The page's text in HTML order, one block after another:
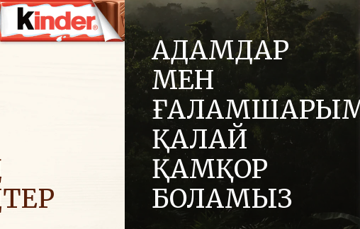
АДАМДАР
МЕН
ҚАЛАЙ
ҚАМҚОР
БОЛАМЫЗ
Отбасылық компания ретінде құрмет,